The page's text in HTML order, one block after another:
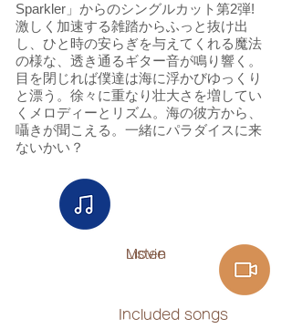
Sparkler」からのシングルカット第2弾!
激しく加速する雑踏からふっと抜け出
し、ひと時の安らぎを与えてくれる魔法
の様な、透き通るギター音が鳴り響く。
目を閉じれば僕達は海に浮かびゆっくり
と漂う。徐々に重なり壮大さを増してい
くメロディーとリズム。海の彼方から、
囁きが聞こえる。一緒にパラダイスに来
ないかい？
Listen
Movie
Included songs